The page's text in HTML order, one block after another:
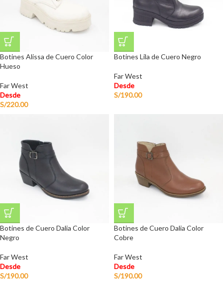
Botines Alissa de Cuero Color
Hueso
Far West
Desde
S/220.00
Botines Lila de Cuero Negro
Far West
Desde
S/190.00
Botines de Cuero Dalia Color
Negro
Far West
Desde
S/190.00
Botines de Cuero Dalia Color
Cobre
Far West
Desde
S/190.00